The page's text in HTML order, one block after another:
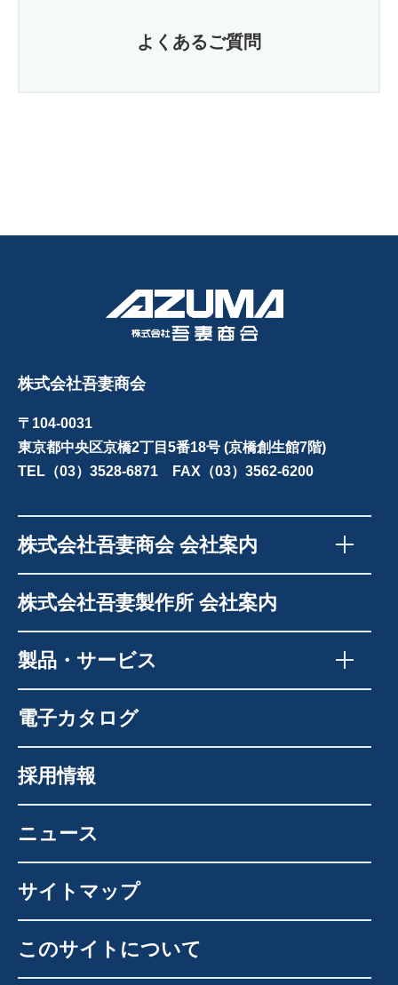
よくあるご質問
株式会社吾妻商会
〒104-0031
東京都中央区京橋2丁目5番18号 (京橋創生館7階)
TEL（03）3528-6871 FAX（03）3562-6200
株式会社吾妻商会 会社案内
株式会社吾妻製作所 会社案内
製品・サービス
電子カタログ
採用情報
ニュース
サイトマップ
このサイトについて